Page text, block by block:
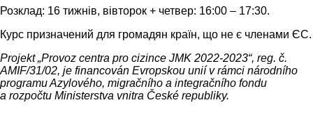
Розклад: 16 тижнів, вівторок + четвер: 16:00 – 17:30.
Курс призначений для громадян країн, що не є членами ЄС.
Projekt „Provoz centra pro cizince JMK 2022-2023“, reg. č.
AMIF/31/02, je financován Evropskou unií v rámci národního
programu Azylového, migračního a integračního fondu
a rozpočtu Ministerstva vnitra České republiky.